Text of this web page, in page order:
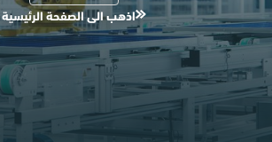
اذهب الى الصفحة الرئيسية